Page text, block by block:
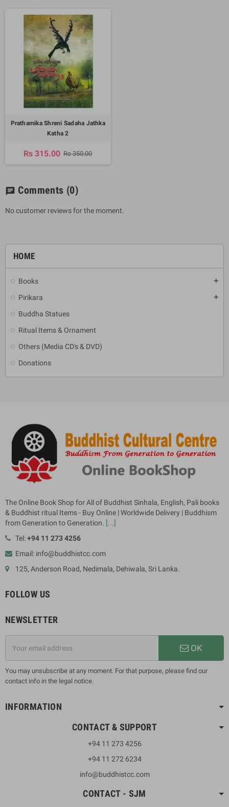
HOME
Books add
Pirikara add
Buddha Statues
Ritual Items & Ornament
Others (Media CD's & DVD)
Donations
Prathamika Shreni Sadaha Jathka
Katha 2
Rs 315.00 Rs 350.00
chat Comments (0)
No customer reviews for the moment.
The Online Book Shop for All of Buddhist Sinhala, English, Pali books
& Buddhist ritual Items - Buy Online | Worldwide Delivery | Buddhism
from Generation to Generation. [...]
Tel:+94 11 273 4256
Email: info@buddhistcc.com
125, Anderson Road, Nedimala, Dehiwala, Sri Lanka.
FOLLOW US
NEWSLETTER
OK
You may unsubscribe at any moment. For that purpose, please find our
contact info in the legal notice.
INFORMATION
CONTACT & SUPPORT
+94 11 273 4256
+94 11 272 6234
info@buddhistcc.com
CONTACT - SJM